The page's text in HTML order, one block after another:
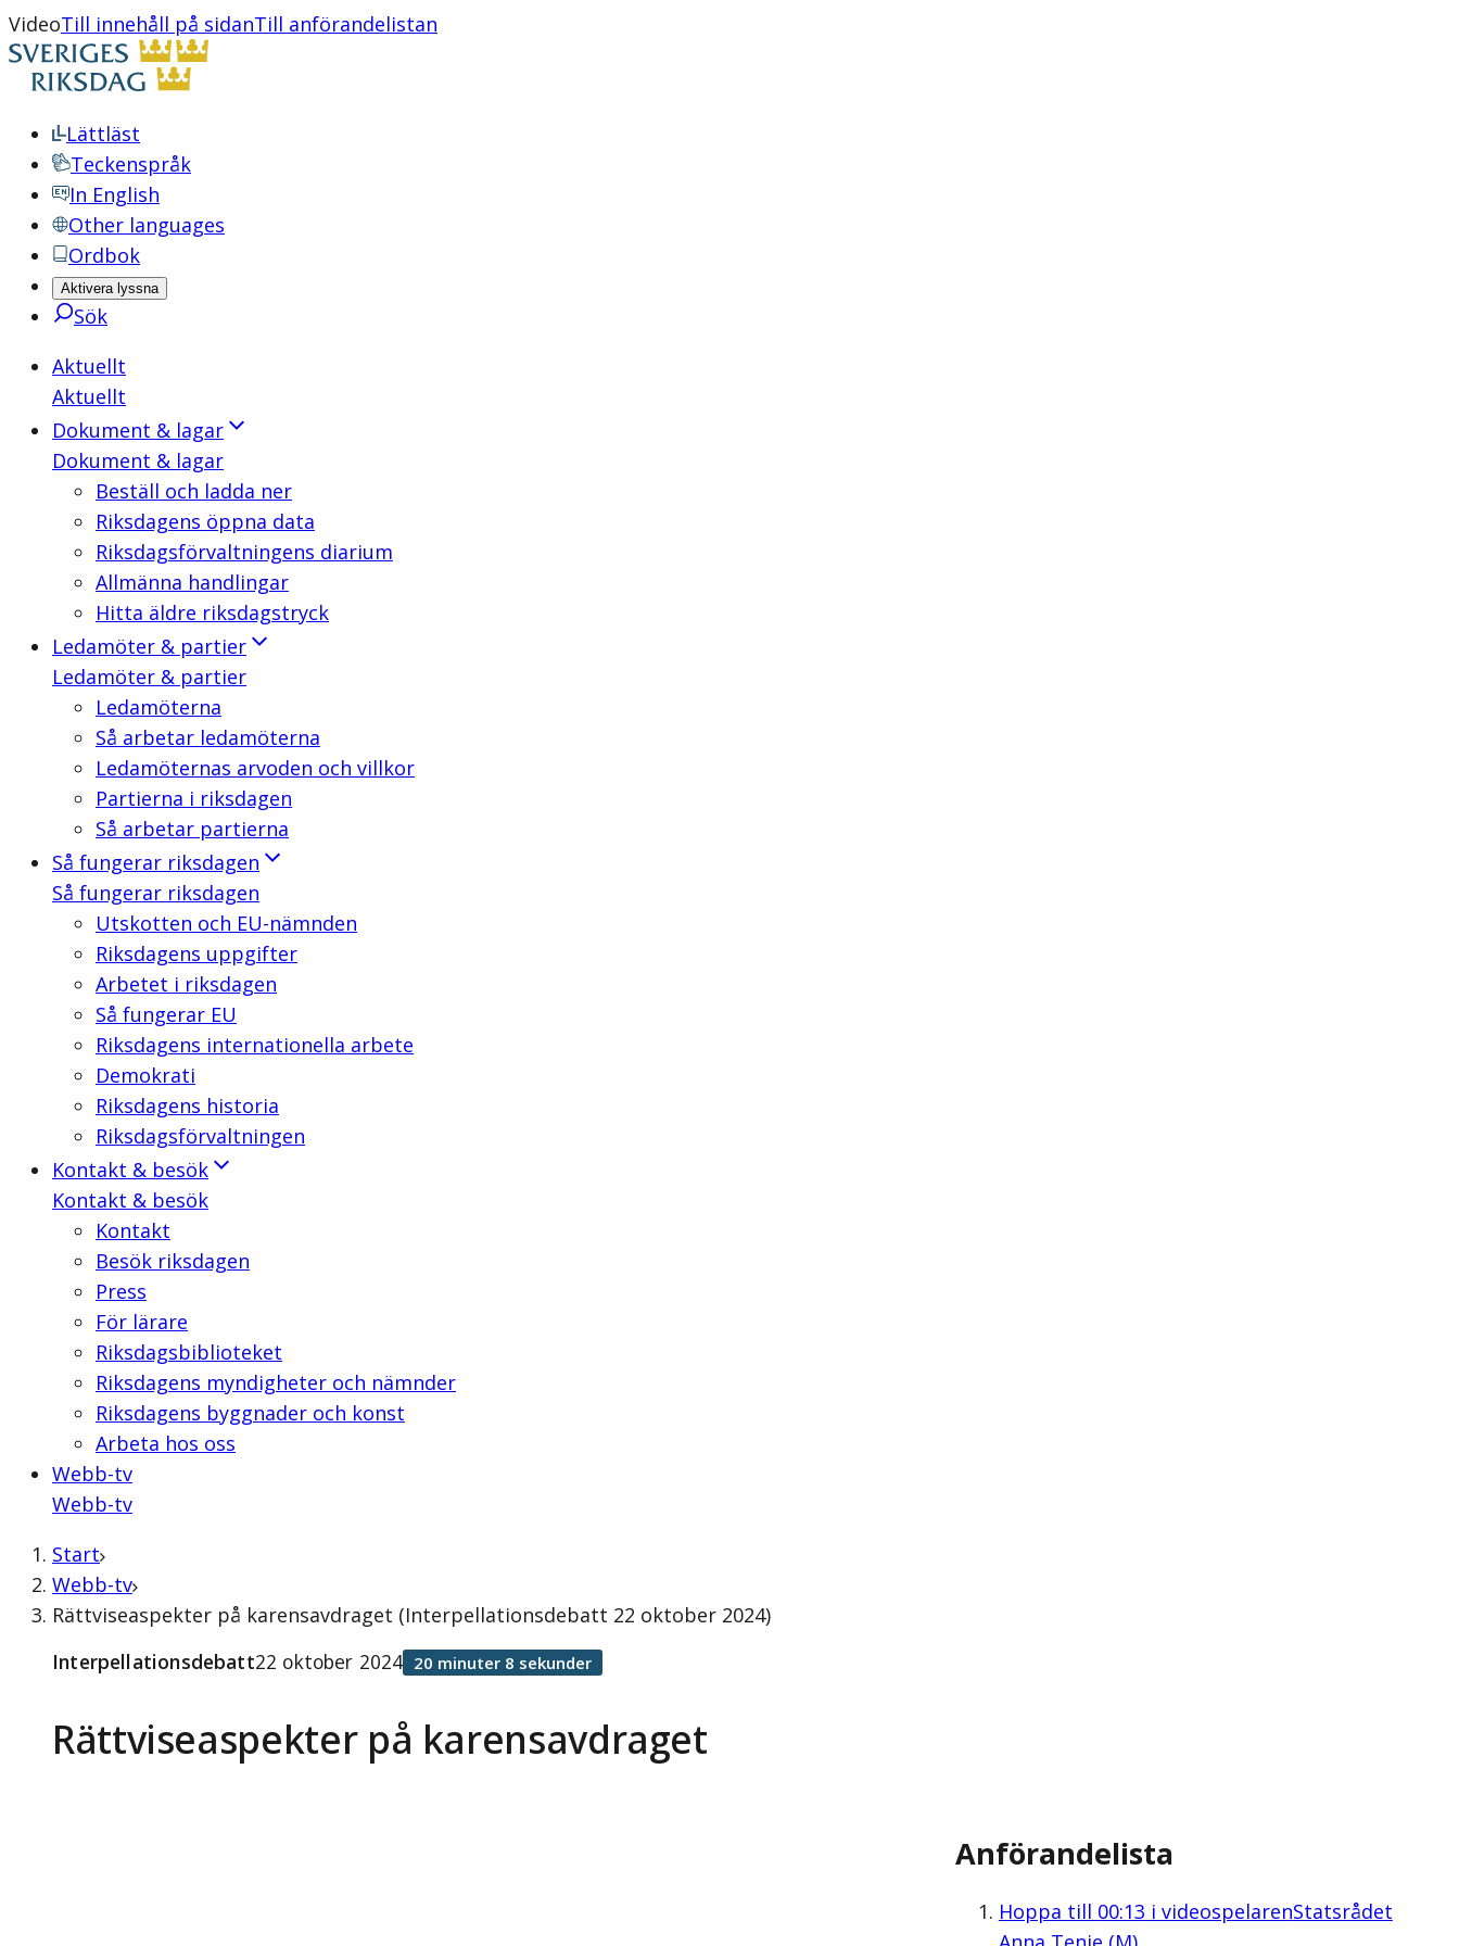
VideoTill innehåll på sidanTill anförandelistan
Lättläst
Teckenspråk
In English
Other languages
Ordbok
Aktivera lyssna
Sök
Aktuellt
Aktuellt
Dokument & lagar
Dokument & lagar
Beställ och ladda ner
Riksdagens öppna data
Riksdagsförvaltningens diarium
Allmänna handlingar
Hitta äldre riksdagstryck
Ledamöter & partier
Ledamöter & partier
Ledamöterna
Så arbetar ledamöterna
Ledamöternas arvoden och villkor
Partierna i riksdagen
Så arbetar partierna
Så fungerar riksdagen
Så fungerar riksdagen
Utskotten och EU-nämnden
Riksdagens uppgifter
Arbetet i riksdagen
Så fungerar EU
Riksdagens internationella arbete
Demokrati
Riksdagens historia
Riksdagsförvaltningen
Kontakt & besök
Kontakt & besök
Kontakt
Besök riksdagen
Press
För lärare
Riksdagsbiblioteket
Riksdagens myndigheter och nämnder
Riksdagens byggnader och konst
Arbeta hos oss
Webb-tv
Webb-tv
Start
Webb-tv
Rättviseaspekter på karensavdraget (Interpellationsdebatt 22 oktober 2024)
Rättviseaspekter på karensavdraget
Interpellationsdebatt22 oktober 2024 20 minuter 8 sekunder
Anförandelista
Hoppa till 00:13 i videospelarenStatsrådet